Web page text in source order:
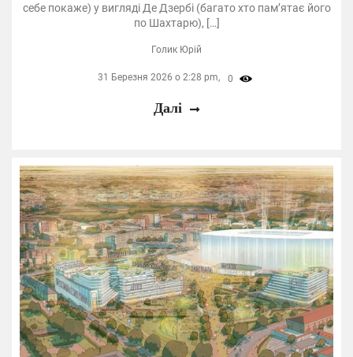
себе покаже) у вигляді Де Дзербі (багато хто пам’ятає його
по Шахтарю), […]
Голик Юрій
31 Березня 2026 о 2:28 pm, 0
Далі